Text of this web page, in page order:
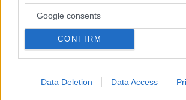
Google consents
CONFIRM
Data Deletion Data Access
Το ταξίδι που θεωρείται το ωραιότερο
Φωτιά στο Αριοχώρι Καλαμάτας,
πριν 22 λεπτά
πριν 24 λεπτά